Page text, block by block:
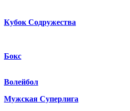
Кубок Содружества
Бокс
Волейбол
Мужская Суперлига